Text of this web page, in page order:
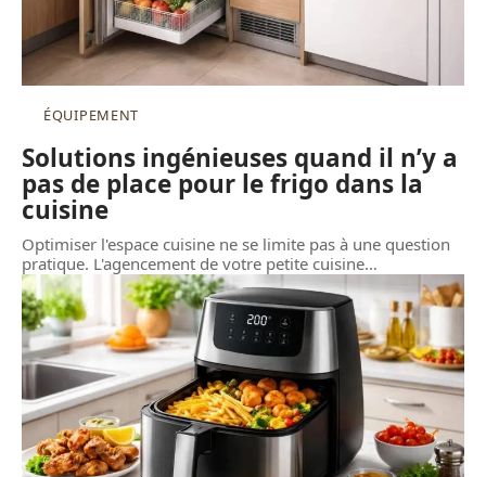
ÉQUIPEMENT
Solutions ingénieuses quand il n’y a
pas de place pour le frigo dans la
cuisine
Optimiser l'espace cuisine ne se limite pas à une question
pratique. L'agencement de votre petite cuisine…